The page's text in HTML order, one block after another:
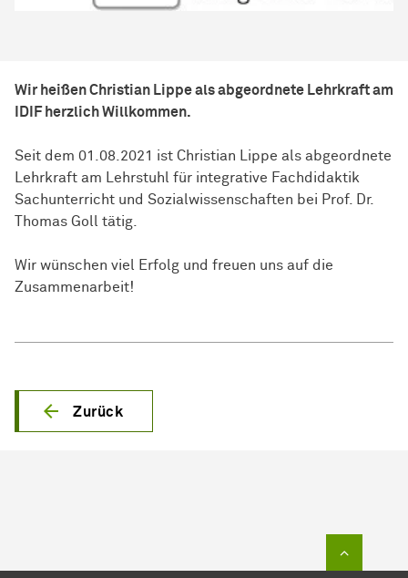
Wir heißen Christian Lippe als abgeordnete Lehrkraft am
IDIF herzlich Willkommen.
Seit dem 01.08.2021 ist Christian Lippe als abgeordnete
Lehrkraft am Lehrstuhl für integrative Fachdidaktik
Sachunterricht und Sozialwissenschaften bei Prof. Dr.
Thomas Goll tätig.
Wir wünschen viel Erfolg und freuen uns auf die
Zusammenarbeit!
Zurück